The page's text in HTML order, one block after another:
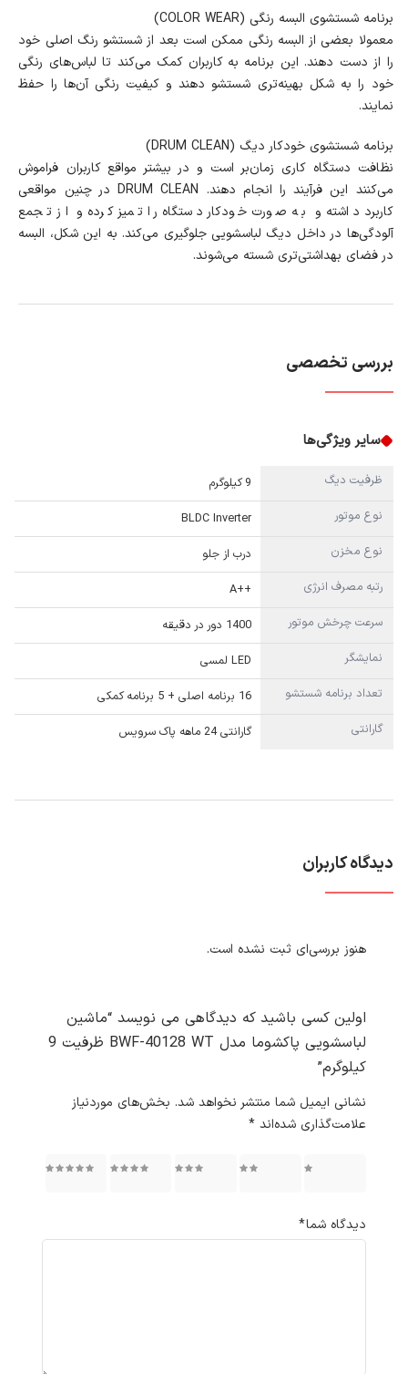
برنامه شستشوی البسه رنگی (COLOR WEAR)
معمولا بعضی از البسه رنگی ممکن است بعد از شستشو رنگ اصلی خود
را از دست دهند. این برنامه به کاربران کمک می‌کند تا لباس‌های رنگی
خود را به شکل بهینه‌تری شستشو دهند و کیفیت رنگی آن‌ها را حفظ
نمایند.
برنامه شستشوی خودکار دیگ (DRUM CLEAN)
نظافت دستگاه کاری زمان‌بر است و در بیشتر مواقع کاربران فراموش
می‌کنند این فرآیند را انجام دهند. DRUM CLEAN در چنین مواقعی
کاربرد داشته و به صورت خودکار دستگاه را تمیز کرده و از تجمع
آلودگی‌ها در داخل دیگ لباسشویی جلوگیری می‌کند. به این شکل، البسه
در فضای بهداشتی‌تری شسته می‌شوند.
بررسی تخصصی
سایر ویژگی‌ها
ظرفیت دیگ
9 کیلوگرم
نوع موتور
BLDC Inverter
نوع مخزن
درب از جلو
رتبه مصرف انرژی
++A
سرعت چرخش موتور
1400 دور در دقیقه
نمایشگر
LED لمسی
تعداد برنامه شستشو
16 برنامه اصلی + 5 برنامه کمکی
گارانتی
گارانتی 24 ماهه پاک سرویس
دیدگاه کاربران
هنوز بررسی‌ای ثبت نشده است.
اولین کسی باشید که دیدگاهی می نویسد “ماشین
لباسشویی پاکشوما مدل BWF-40128 WT ظرفیت 9
کیلوگرم”
نشانی ایمیل شما منتشر نخواهد شد. بخش‌های موردنیاز
علامت‌گذاری شده‌اند *
۳ از ۵ ۴ از ۵ ۵ از ۵
دیدگاه شما*